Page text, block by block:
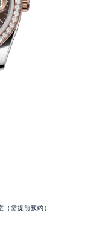
需提前预约）